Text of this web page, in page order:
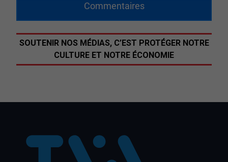
Commentaires
SOUTENIR NOS MÉDIAS, C’EST PROTÉGER NOTRE
CULTURE ET NOTRE ÉCONOMIE